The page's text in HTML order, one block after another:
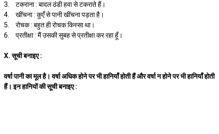
3.
टकराना : बादल ठंडी हवा से टकराते हैं।
4.
खींचना : कुएँ से पानी खींचना पड़ता है।
5.
रोचक : बहुत ही रोचक किस्सा था।
6.
प्रतीक्षा : मैं उसकी सुबह से प्रतीक्षा कर रहा हूँ।
X. सूची बनाइए :
वर्षा पानी का मूल है। वर्षा अधिक होने पर भी हानियाँ होती हैं और वर्षा न होने पर भी हानियाँ होती
हैं। इन हानियों की सूची बनाइए :